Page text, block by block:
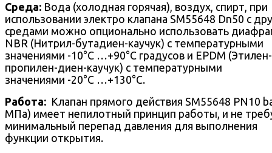
Среда: Вода (холодная горячая), воздух, спирт, при
использовании электро клапана SM55648 Dn50 с
средами можно опционально использовать
NBR (Нитрил-бутадиен-каучук) с температурными
значениями -10°С …+90°С градусов и EPDM (Этилен-
пропилен-диен-каучук) c температурными
значениями -20°С …+130°С.
Работа: Клапан прямого действия SM55648 PN10
МПа) имеет непилотный принцип работы, и не
минимальный перепад давления для выполнения
функции открытия.